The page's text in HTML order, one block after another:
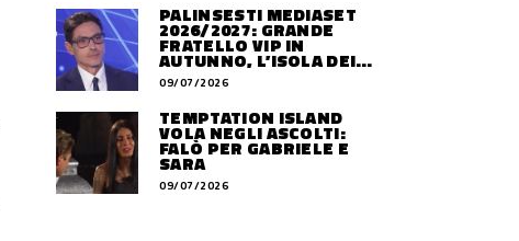
PALINSESTI MEDIASET
2026/2027: GRANDE
FRATELLO VIP IN
AUTUNNO, L’ISOLA DEI
FAMOSI SLITTA AL 2027
09/07/2026
TEMPTATION ISLAND
VOLA NEGLI ASCOLTI:
FALÒ PER GABRIELE E
SARA
09/07/2026